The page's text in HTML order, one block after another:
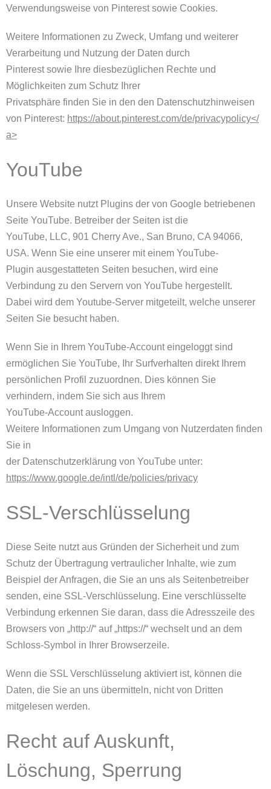
Verwendungsweise von Pinterest sowie Cookies.
Weitere Informationen zu Zweck, Umfang und weiterer
Verarbeitung und Nutzung der Daten durch
Pinterest sowie Ihre diesbezüglichen Rechte und
Möglichkeiten zum Schutz Ihrer
Privatsphäre finden Sie in den den Datenschutzhinweisen
von Pinterest: https://about.pinterest.com/de/privacypolicy</
a>
YouTube
Unsere Website nutzt Plugins der von Google betriebenen
Seite YouTube. Betreiber der Seiten ist die
YouTube, LLC, 901 Cherry Ave., San Bruno, CA 94066,
USA. Wenn Sie eine unserer mit einem YouTube-
Plugin ausgestatteten Seiten besuchen, wird eine
Verbindung zu den Servern von YouTube hergestellt.
Dabei wird dem Youtube-Server mitgeteilt, welche unserer
Seiten Sie besucht haben.
Wenn Sie in Ihrem YouTube-Account eingeloggt sind
ermöglichen Sie YouTube, Ihr Surfverhalten direkt Ihrem
persönlichen Profil zuzuordnen. Dies können Sie
verhindern, indem Sie sich aus Ihrem
YouTube-Account ausloggen.
Weitere Informationen zum Umgang von Nutzerdaten finden
Sie in
der Datenschutzerklärung von YouTube unter:
https://www.google.de/intl/de/policies/privacy
SSL-Verschlüsselung
Diese Seite nutzt aus Gründen der Sicherheit und zum
Schutz der Übertragung vertraulicher Inhalte, wie zum
Beispiel der Anfragen, die Sie an uns als Seitenbetreiber
senden, eine SSL-Verschlüsselung. Eine verschlüsselte
Verbindung erkennen Sie daran, dass die Adresszeile des
Browsers von „http://“ auf „https://“ wechselt und an dem
Schloss-Symbol in Ihrer Browserzeile.
Wenn die SSL Verschlüsselung aktiviert ist, können die
Daten, die Sie an uns übermitteln, nicht von Dritten
mitgelesen werden.
Recht auf Auskunft,
Löschung, Sperrung